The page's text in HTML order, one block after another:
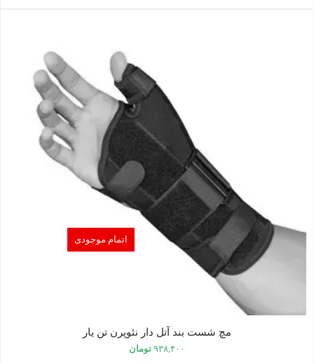
اتمام موجودی
مچ شست بند آتل دار نئوپرن تن یار
۹۳۸,۴۰۰ تومان